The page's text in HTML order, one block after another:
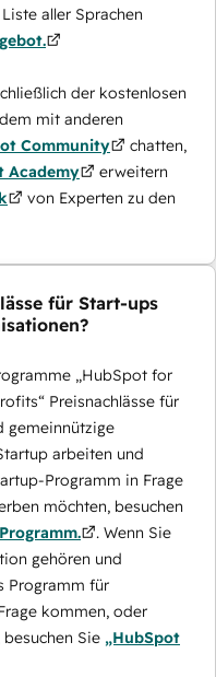
aller Sprachen
der kostenlosen
mit anderen
Community
chatten,
Academy
erweitern
von Experten zu den
für Start-ups
„HubSpot for
Preisnachlässe für
gemeinnützige
arbeiten und
Programm in Frage
möchten, besuchen
. Wenn Sie
gehören und
Programm für
kommen, oder
Sie „HubSpot